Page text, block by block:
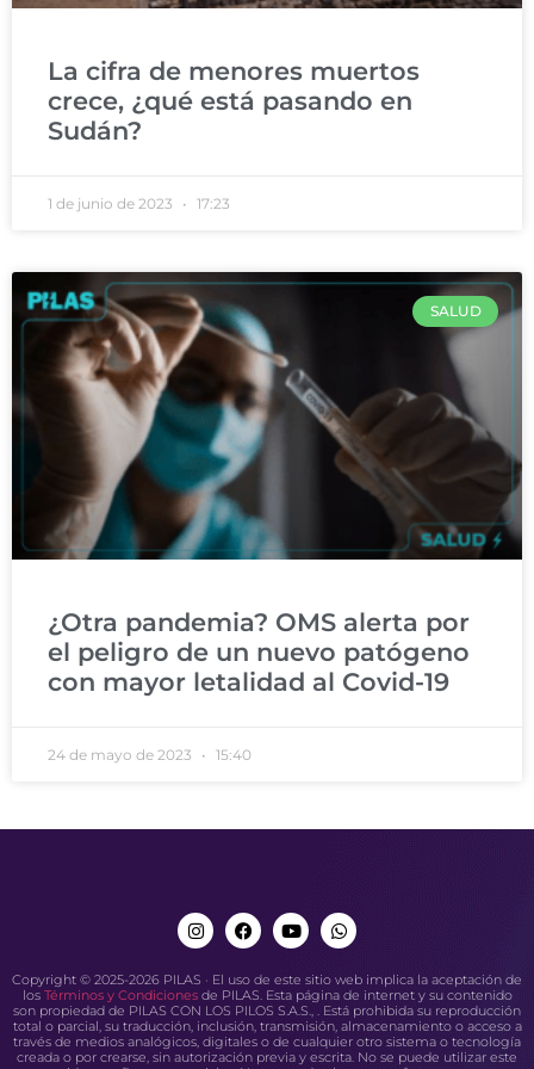
La cifra de menores muertos
crece, ¿qué está pasando en
Sudán?
1 de junio de 2023 17:23
SALUD
¿Otra pandemia? OMS alerta por
el peligro de un nuevo patógeno
con mayor letalidad al Covid-19
24 de mayo de 2023 15:40
Copyright © 2025-2026 PILAS · El uso de este sitio web implica la aceptación de
los Términos y Condicionesde PILAS. Esta página de internet y su contenido
son propiedad de PILAS CON LOS PILOS S.A.S., . Está prohibida su reproducción
total o parcial, su traducción, inclusión, transmisión, almacenamiento o acceso a
través de medios analógicos, digitales o de cualquier otro sistema o tecnología
creada o por crearse, sin autorización previa y escrita. No se puede utilizar este